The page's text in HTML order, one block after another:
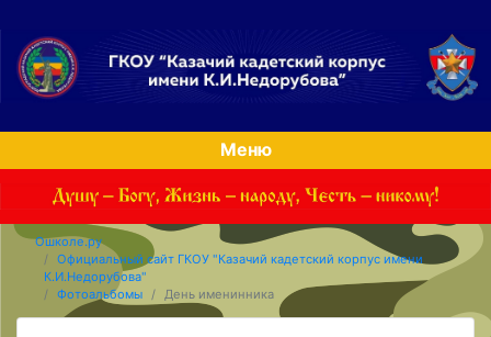
Меню
Ошколе.ру
Официальный сайт ГКОУ "Казачий кадетский корпус имени
К.И.Недорубова"
Фотоальбомы
День именинника